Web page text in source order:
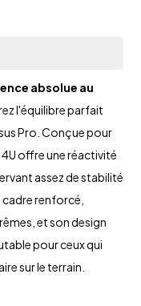
absolue au
l'équilibre parfait
Pro. Conçue pour
offre une réactivité
assez de stabilité
renforcé,
et son design
pour ceux qui
sur le terrain.